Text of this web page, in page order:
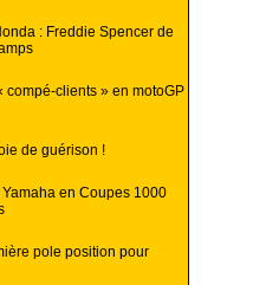
: Freddie Spencer de
compé-clients » en motoGP
de guérison !
en Coupes 1000
pole position pour